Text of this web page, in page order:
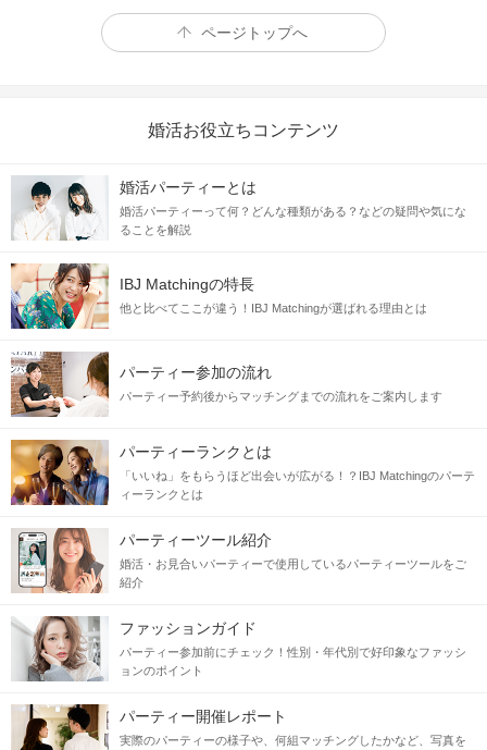
ページトップへ
婚活お役立ちコンテンツ
婚活パーティーとは
婚活パーティーって何？どんな種類がある？などの疑問や気にな
ることを解説
IBJ Matchingの特長
他と比べてここが違う！IBJ Matchingが選ばれる理由とは
パーティー参加の流れ
パーティー予約後からマッチングまでの流れをご案内します
パーティーランクとは
「いいね」をもらうほど出会いが広がる！？IBJ Matchingのパーテ
ィーランクとは
パーティーツール紹介
婚活・お見合いパーティーで使用しているパーティーツールをご
紹介
ファッションガイド
パーティー参加前にチェック！性別・年代別で好印象なファッシ
ョンのポイント
パーティー開催レポート
実際のパーティーの様子や、何組マッチングしたかなど、写真を